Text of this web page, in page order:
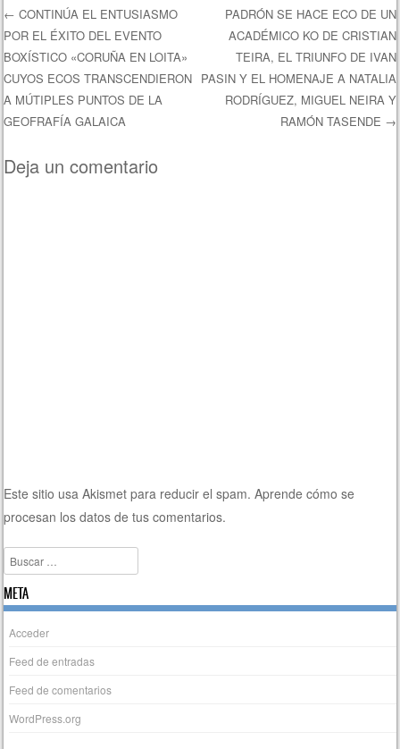
Navegación de entradas
← CONTINÚA EL ENTUSIASMO
POR EL ÉXITO DEL EVENTO
BOXÍSTICO «CORUÑA EN LOITA»
CUYOS ECOS TRANSCENDIERON
A MÚTIPLES PUNTOS DE LA
GEOFRAFÍA GALAICA
PADRÓN SE HACE ECO DE UN
ACADÉMICO KO DE CRISTIAN
TEIRA, EL TRIUNFO DE IVAN
PASIN Y EL HOMENAJE A NATALIA
RODRÍGUEZ, MIGUEL NEIRA Y
RAMÓN TASENDE →
Deja un comentario
Este sitio usa Akismet para reducir el spam.Aprende cómo se
procesan los datos de tus comentarios.
Buscar
META
Acceder
Feed de entradas
Feed de comentarios
WordPress.org